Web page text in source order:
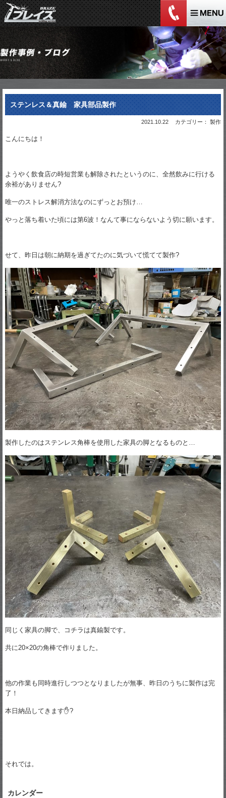
ステンレス＆真鍮 家具部品製作
2021.10.22 カテゴリー： 製作
こんにちは！
ようやく飲食店の時短営業も解除されたというのに、全然飲みに行ける
余裕がありません?
唯一のストレス解消方法なのにずっとお預け…
やっと落ち着いた頃には第6波！なんて事にならないよう切に願います。
せて、昨日は朝に納期を過ぎてたのに気づいて慌てて製作?
製作したのはステンレス角棒を使用した家具の脚となるものと…
同じく家具の脚で、コチラは真鍮製です。
共に20×20の角棒で作りました。
他の作業も同時進行しつつとなりましたが無事、昨日のうちに製作は完
了！
本日納品してきます✋?
それでは。
カレンダー